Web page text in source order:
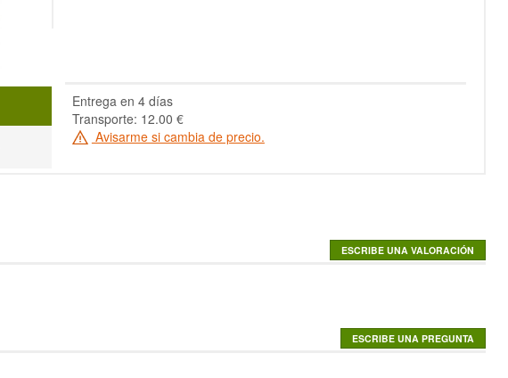
Entrega en 4 días
Transporte: 12.00 €
Avisarme si cambia de precio.